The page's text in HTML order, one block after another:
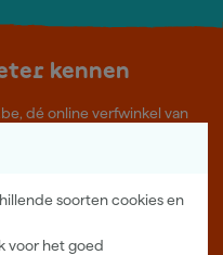
soorten cookies en
voor het goed
kennen
dé online verfwinkel van
en gratis deskundig advies,